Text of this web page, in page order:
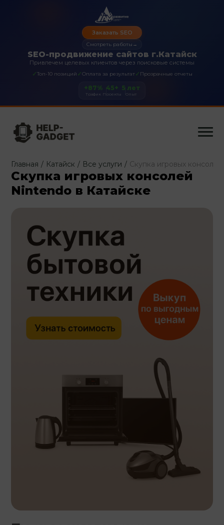
SEO-продвижение сайтов г.Катайск
Привлечем целевых клиентов через поисковые системы
✓Топ-10 позиций ✓Оплата за результат✓ Прозрачные отчеты
Заказать SEO
Смотреть работы →
+87%
Трафик
45+
Проекты
5 лет
Опыт
Главная / Катайск / Все услуги / Скупка игровых
Скупка игровых консолей
Nintendo в Катайске